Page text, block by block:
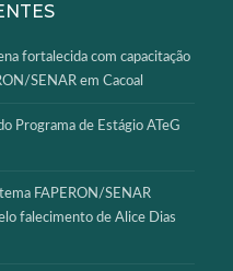
fortalecida com capacitação
SENAR em Cacoal
Programa de Estágio ATeG
FAPERON/SENAR
falecimento de Alice Dias